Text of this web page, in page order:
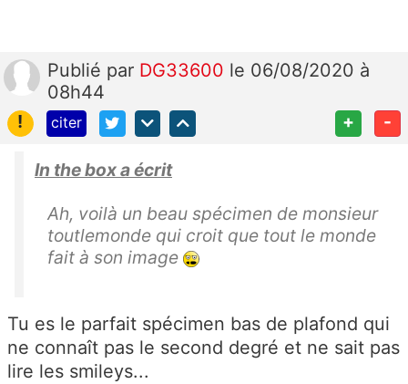
Publié par DG33600 le 06/08/2020 à
08h44
!
citer + -
In the box a écrit
Ah, voilà un beau spécimen de monsieur
toutlemonde qui croit que tout le monde
fait à son image
Tu es le parfait spécimen bas de plafond qui
ne connaît pas le second degré et ne sait pas
lire les smileys...